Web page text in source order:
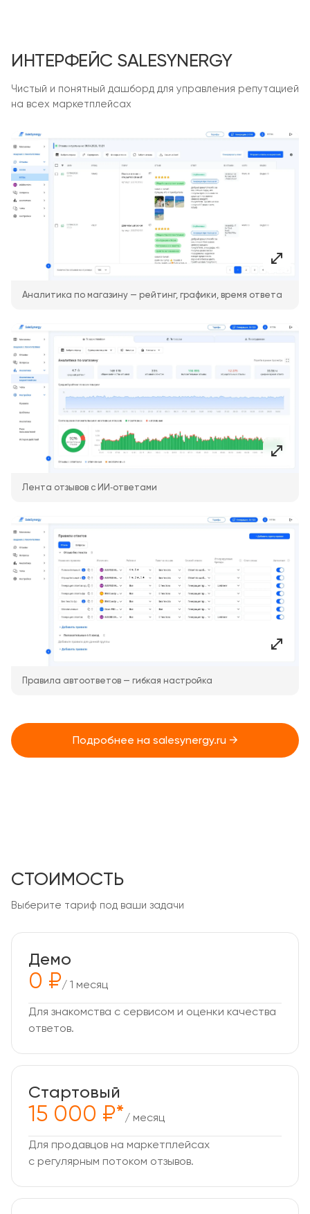
ИНТЕРФЕЙС SALESYNERGY
Чистый и понятный дашборд для управления репутацией
на всех маркетплейсах
Аналитика по магазину — рейтинг, графики, время ответа
Лента отзывов с ИИ‑ответами
Правила автоответов — гибкая настройка
Подробнее на salesynergy.ru →
СТОИМОСТЬ
Выберите тариф под ваши задачи
Демо
0 ₽/ 1 месяц
Для знакомства с сервисом и оценки качества
ответов.
Стартовый
15 000 ₽* / месяц
Для продавцов на маркетплейсах
с регулярным потоком отзывов.